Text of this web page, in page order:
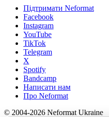
Підтримати Neformat
Facebook
Instagram
YouTube
TikTok
Telegram
X
Spotify
Bandcamp
Написати нам
Про Neformat
© 2004-2026 Neformat Ukraine